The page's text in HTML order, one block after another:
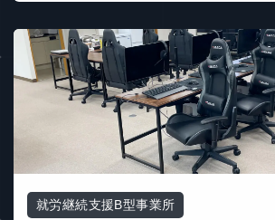
就労継続支援B型事業所